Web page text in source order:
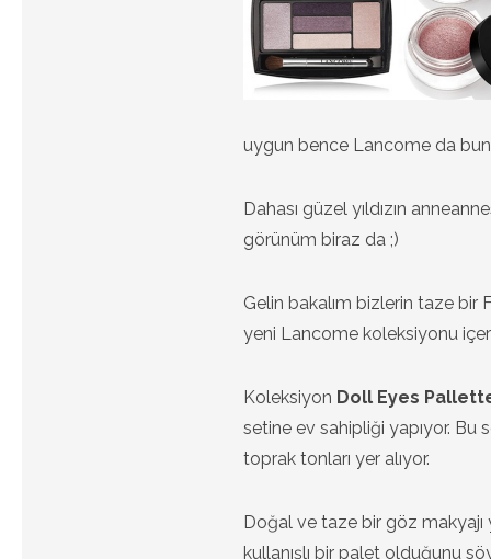
uygun bence Lancome da
Dahası güzel yıldızın
görünüm biraz da ;)
Gelin bakalım bizlerin taze bir
yeni Lancome koleksiyonu
Koleksiyon Doll Eyes
setine ev sahipliği yapıyor. Bu
toprak tonları yer alıyor.
Doğal ve taze bir göz
kullanışlı bir palet olduğunu